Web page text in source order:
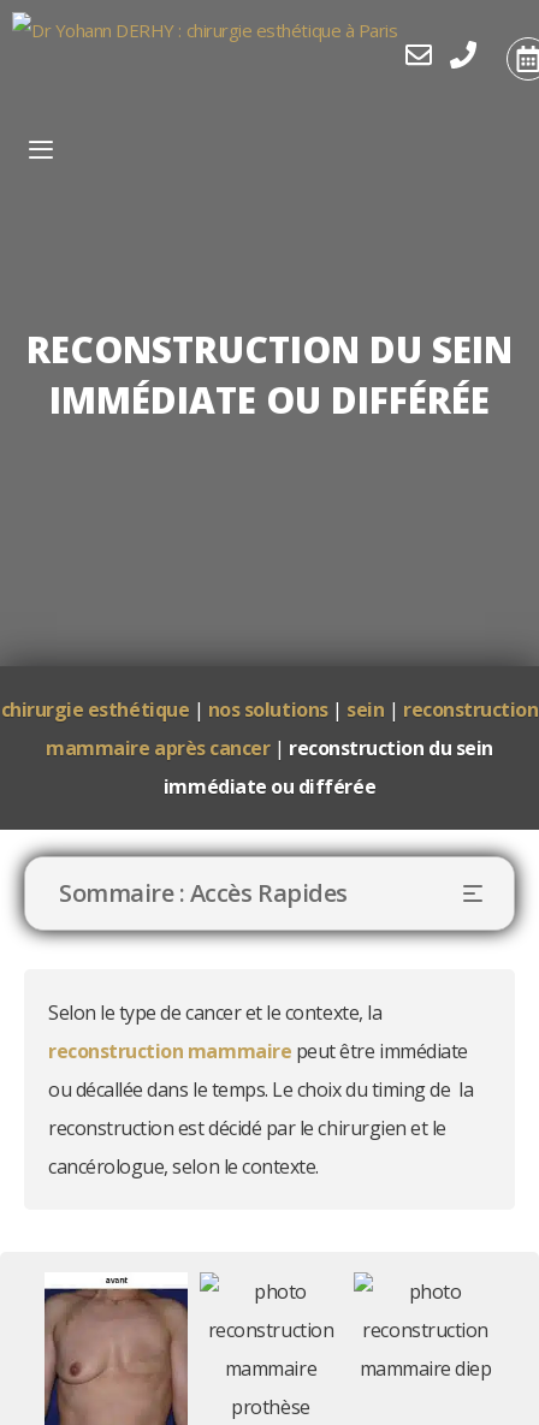
Aller
RECONSTRUCTION DU SEIN
IMMÉDIATE OU DIFFÉRÉE
chirurgie esthétique | nos solutions| sein | reconstruction
mammaire après cancer| reconstruction du sein
immédiate ou différée
Sommaire : Accès Rapides
Selon le type de cancer et le contexte, la
reconstruction mammaire peut être immédiate
ou décallée dans le temps. Le choix du timing de la
reconstruction est décidé par le chirurgien et le
cancérologue, selon le contexte.